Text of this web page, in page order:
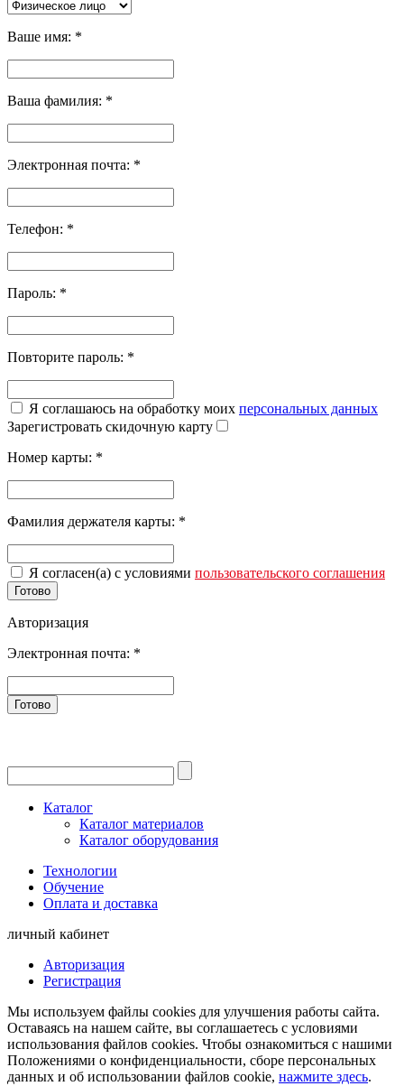
Ваше имя: *
Ваша фамилия: *
Электронная почта: *
Телефон: *
Пароль: *
Повторите пароль: *
Я соглашаюсь на обработку моих персональных данных
Зарегистровать скидочную карту
Номер карты: *
Фамилия держателя карты: *
Я согласен(а) с условиями пользовательского соглашения
Готово
Авторизация
Электронная почта: *
Готово
Каталог
Каталог материалов
Каталог оборудования
Технологии
Обучение
Оплата и доставка
личный кабинет
Авторизация
Регистрация
Мы используем файлы cookies для улучшения работы сайта.
Оставаясь на нашем сайте, вы соглашаетесь с условиями
использования файлов cookies. Чтобы ознакомиться с нашими
Положениями о конфиденциальности, сборе персональных
данных и об использовании файлов cookie, нажмите здесь.